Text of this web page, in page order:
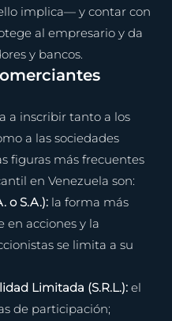
implica— y contar con
al empresario y da
y bancos.
a inscribir tanto a los
a las sociedades
figuras más frecuentes
en Venezuela son:
o S.A.): la forma más
en acciones y la
se limita a su
Limitada (S.R.L.): el
de participación;